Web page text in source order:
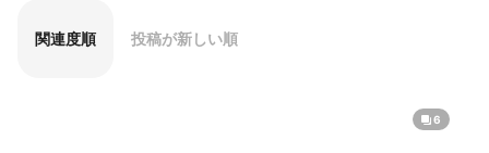
関連度順 投稿が新しい順
6